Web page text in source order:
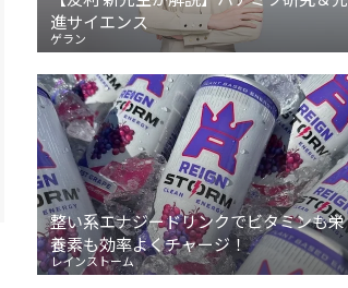
進サイエンス
ゲラン
整い系エナジードリンクでビタミンも栄
養素も効率よくチャージ！
レインストーム